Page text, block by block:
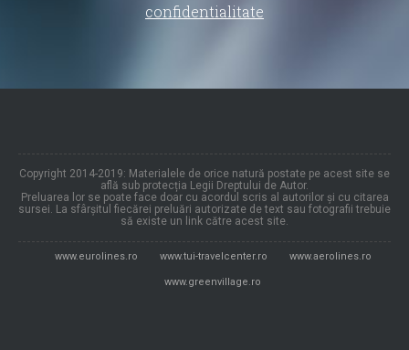
confidentialitate
Copyright 2014-2019: Materialele de orice natură postate pe acest site se
află sub protecția Legii Dreptului de Autor.
Preluarea lor se poate face doar cu acordul scris al autorilor și cu citarea
sursei. La sfârșitul fiecărei preluări autorizate de text sau fotografii trebuie
să existe un link către acest site.
www.eurolines.ro www.tui-travelcenter.ro www.aerolines.ro
www.greenvillage.ro